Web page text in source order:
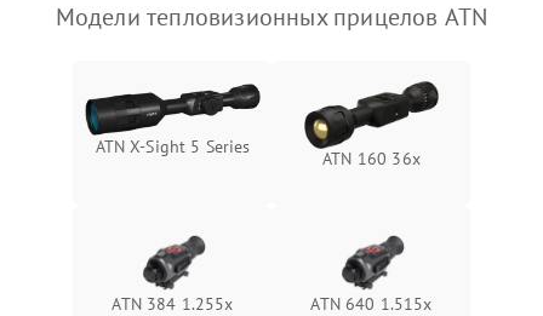
Неисправность системы
защиты от
Подробнее →
Неисправность системы
защиты от замыкания
Подробнее →
Модели тепловизионных прицелов ATN
ATN X‑Sight 5 Series
ATN 160 36x
ATN 384 1.255х ATN 640 1.515x